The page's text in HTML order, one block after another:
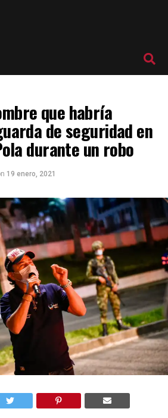
que habría
de seguridad en
durante un robo
19 enero, 2021